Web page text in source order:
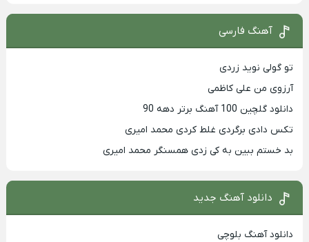
آهنگ فارسی
تو گولی نوید زردی
آرزوی من علی کاظمی
دانلود گلچین 100 آهنگ برتر دهه 90
تکس دادی برگردی غلط کردی محمد امیری
بد خستم ببین به کی زدی همسنگر محمد امیری
دانلود آهنگ جدید
دانلود آهنگ بلوچی